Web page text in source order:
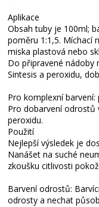
Aplikace
Obsah tuby je 100ml;
poměru 1:1,5. Míchací
miska plastová nebo
Do připravené nádoby
Sintesis a peroxidu,
Pro komplexní
Pro dobarvení odrostů
peroxidu.
Použití
Nejlepší výsledek je
Nanášet na suché
zkoušku citlivosti
Barvení odrostů:
odrosty a nechat